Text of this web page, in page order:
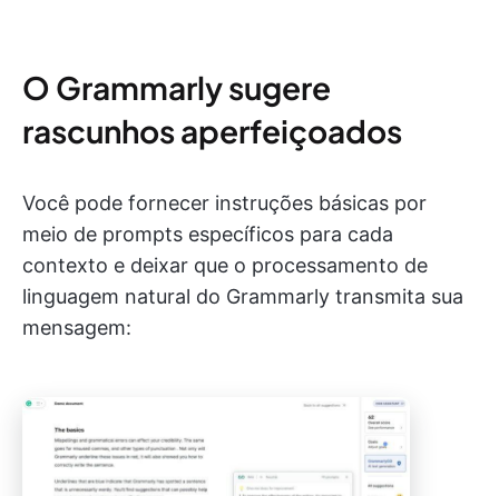
O Grammarly sugere
rascunhos aperfeiçoados
Você pode fornecer instruções básicas por
meio de prompts específicos para cada
contexto e deixar que o processamento de
linguagem natural do Grammarly transmita sua
mensagem: